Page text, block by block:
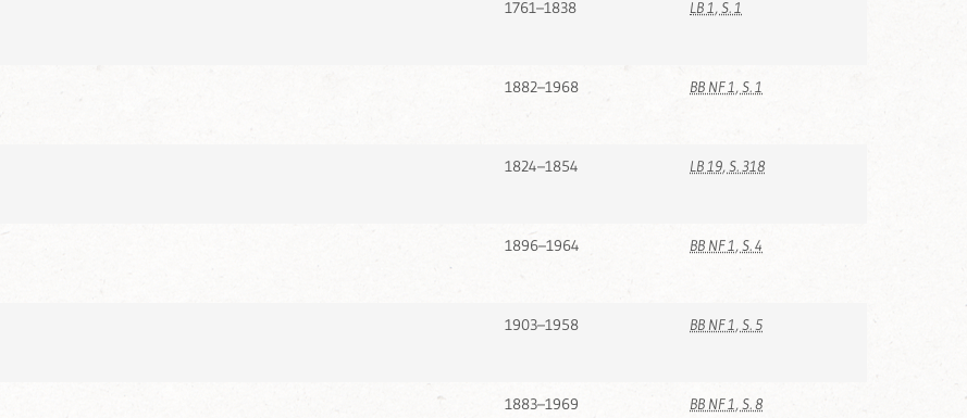
1761–1838 LB 1, S. 1
1882–1968 BB NF 1, S. 1
1824–1854 LB 19, S. 318
1896–1964 BB NF 1, S. 4
1903–1958 BB NF 1, S. 5
1883–1969 BB NF 1, S. 8